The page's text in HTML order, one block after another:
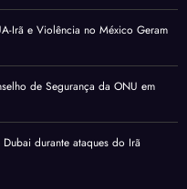
Irã e Violência no México Geram
de Segurança da ONU em
durante ataques do Irã